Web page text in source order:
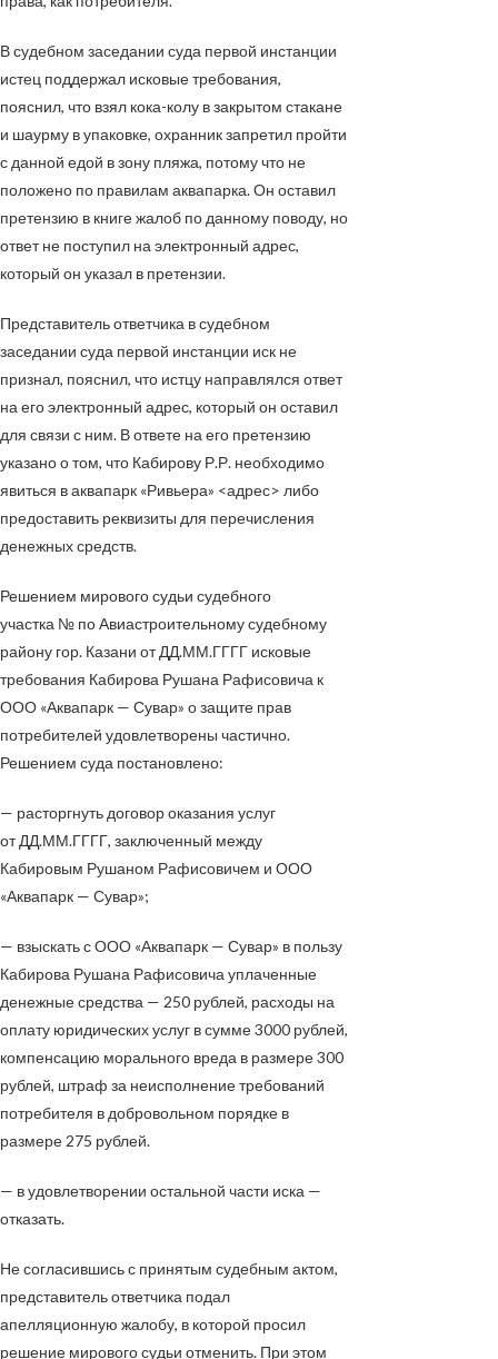
В судебном заседании суда первой инстанции
истец поддержал исковые требования,
пояснил, что взял кока-колу в закрытом стакане
и шаурму в упаковке, охранник запретил пройти
с данной едой в зону пляжа, потому что не
положено по правилам аквапарка. Он оставил
претензию в книге жалоб по данному поводу, но
ответ не поступил на электронный адрес,
который он указал в претензии.
Представитель ответчика в судебном
заседании суда первой инстанции иск не
признал, пояснил, что истцу направлялся ответ
на его электронный адрес, который он оставил
для связи с ним. В ответе на его претензию
указано о том, что Кабирову Р.Р. необходимо
явиться в аквапарк «Ривьера» <адрес> либо
предоставить реквизиты для перечисления
денежных средств.
Решением мирового судьи судебного
участка № по Авиастроительному судебному
району гор. Казани отДД.ММ.ГГГГ исковые
требования Кабирова Рушана Рафисовича к
ООО «Аквапарк — Сувар» о защите прав
потребителей удовлетворены частично.
Решением суда постановлено:
— расторгнуть договор оказания услуг
отДД.ММ.ГГГГ, заключенный между
Кабировым Рушаном Рафисовичем и ООО
«Аквапарк — Сувар»;
— взыскать с ООО «Аквапарк — Сувар» в пользу
Кабирова Рушана Рафисовича уплаченные
денежные средства — 250 рублей, расходы на
оплату юридических услуг в сумме 3000 рублей,
компенсацию морального вреда в размере 300
рублей, штраф за неисполнение требований
потребителя в добровольном порядке в
размере 275 рублей.
— в удовлетворении остальной части иска —
отказать.
Не согласившись с принятым судебным актом,
представитель ответчика подал
апелляционную жалобу, в которой просил
решение мирового судьи отменить. При этом